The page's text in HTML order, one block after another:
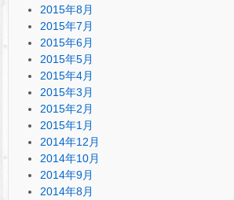
2015年8月
2015年7月
2015年6月
2015年5月
2015年4月
2015年3月
2015年2月
2015年1月
2014年12月
2014年10月
2014年9月
2014年8月